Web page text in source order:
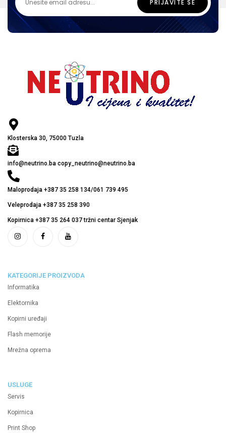
Klosterska 30, 75000 Tuzla
info@neutrino.ba copy_neutrino@neutrino.ba
Maloprodaja +387 35 258 134/061 739 495
Veleprodaja +387 35 258 390
Kopirnica +387 35 264 037 tržni centar Sjenjak
KATEGORIJE PROIZVODA
Informatika
Elektornika
Kopirni uređaji
Flash memorije
Mrežna oprema
USLUGE
Servis
Kopirnica
Print Shop